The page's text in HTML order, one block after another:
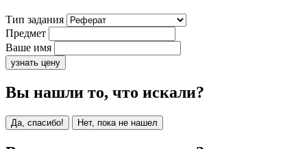
Тип задания
Предмет
Ваше имя
узнать цену
Вы нашли то, что искали?
Да, спасибо! Нет, пока не нашел